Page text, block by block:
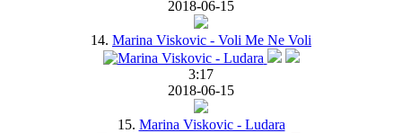
2018-06-15
14. Marina Viskovic - Voli Me Ne Voli
3:17
2018-06-15
15. Marina Viskovic - Ludara